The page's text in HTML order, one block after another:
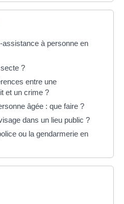
à personne en
?
entre une
et un crime ?
âgée : que faire ?
dans un lieu public ?
ou la gendarmerie en